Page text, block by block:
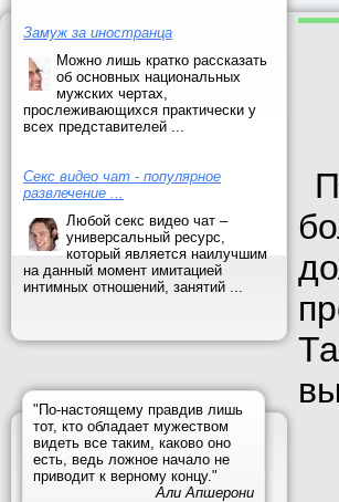
Замуж за иностранца
Можно лишь кратко рассказать
об основных национальных
мужских чертах,
прослеживающихся практически у
всех представителей ...
Секс видео чат - популярное
развлечение ...
Любой секс видео чат –
универсальный ресурс,
который является наилучшим
на данный момент имитацией
интимных отношений, занятий ...
"По-настоящему правдив лишь
тот, кто обладает мужеством
видеть все таким, каково оно
есть, ведь ложное начало не
приводит к верному концу."
Али Апшерони